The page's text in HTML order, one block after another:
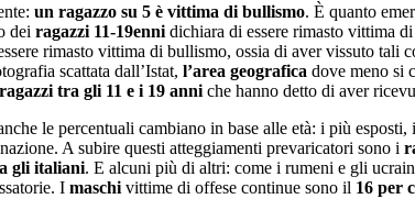
un ragazzo su 5 è vittima di bullismo. È quanto
dei ragazzi 11-19enni dichiara di essere rimasto vittima
rimasto vittima di bullismo, ossia di aver vissuto tali
scattata dall’Istat, l’area geografica dove meno si
ragazzi tra gli 11 e i 19 anni che hanno detto di aver
le percentuali cambiano in base alle età: i più
A subire questi atteggiamenti prevaricatori sono i
gli italiani. E alcuni più di altri: come i rumeni e gli
I maschi vittime di offese continue sono il 16 per